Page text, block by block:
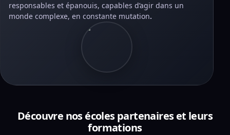
responsables et épanouis, capables d’agir dans un
monde complexe, en constante mutation.
Découvre nos écoles partenaires et leurs
formations